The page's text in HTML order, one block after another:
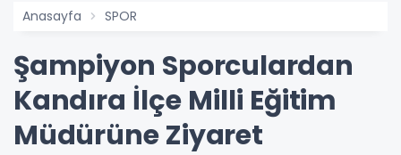
Anasayfa SPOR
Şampiyon Sporculardan
Kandıra İlçe Milli Eğitim
Müdürüne Ziyaret